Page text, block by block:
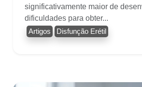
significativamente maior de
dificuldades para obter...
Artigos Disfunção Erétil